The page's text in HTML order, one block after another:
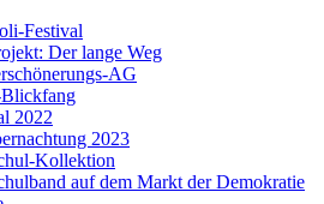
Festival
Der lange Weg
AG
2022
2023
Kollektion
auf dem Markt der Demokratie